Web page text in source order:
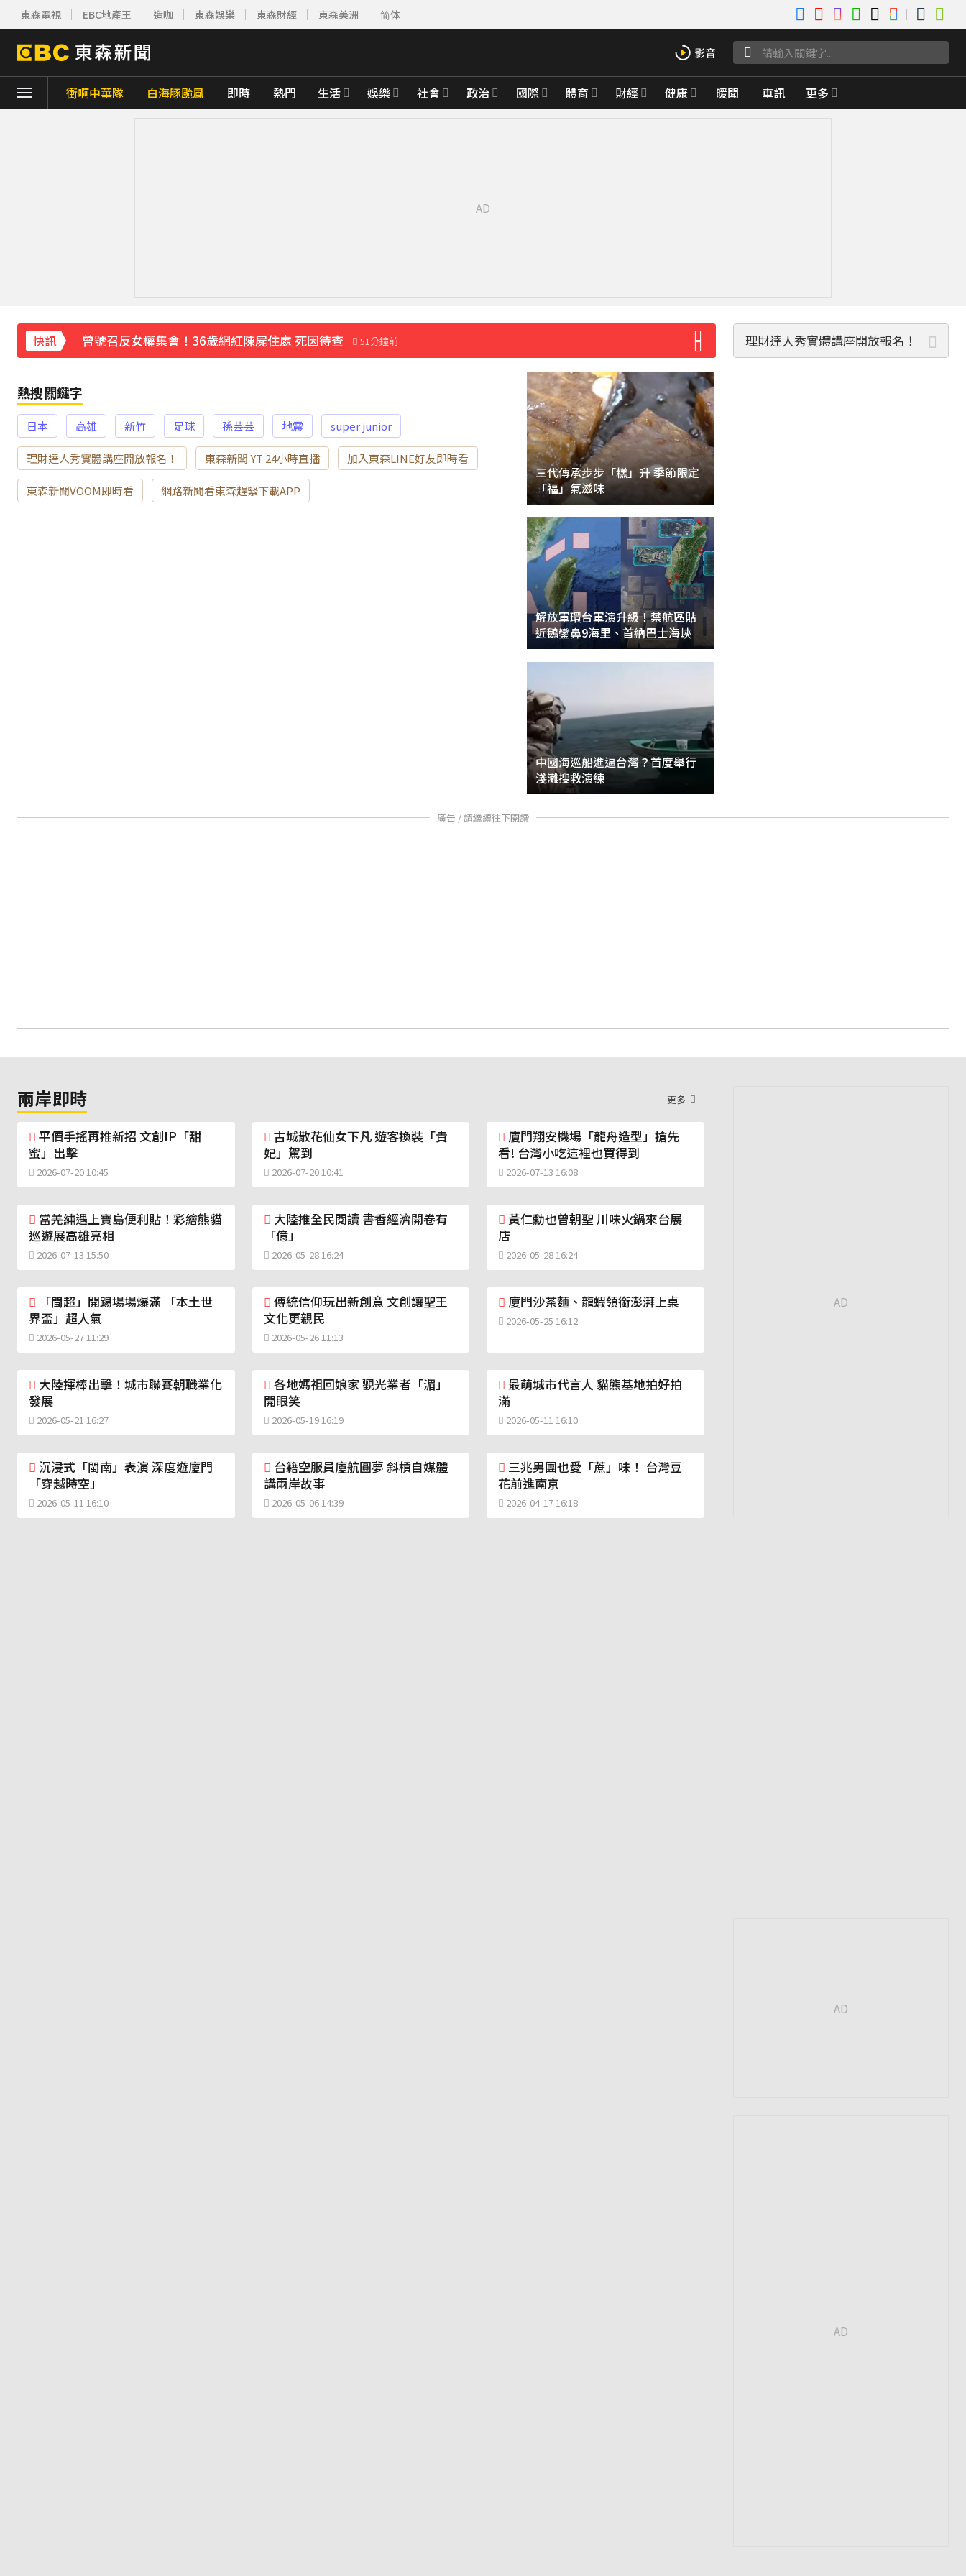
東森電視 EBC地產王 造咖 東森娛樂 東森財經 東森美洲 简体
衝啊中華隊 白海豚颱風 即時 熱門 生活 娛樂 社會 政治 國際 體育 財經 健康 暖聞 車訊 更多
快訊 曾號召反女權集會！36歲網紅陳屍住處 死因待查 51分鐘前
白海豚逼近放颱風假？蔣萬安說話了
理財達人秀實體講座開放報名！
江蘇火裙女舞者「背部著火」狂奔10秒跳水 驚險畫面
曝
傳中共戰車軍演「誤射煙霧彈」官員嚇瘋逃竄 闖禍
兵：完了
熱搜關鍵字
日本 高雄 新竹 足球 孫芸芸 地震 super junior
理財達人秀實體講座開放報名！ 東森新聞 YT 24小時直播 加入東森LINE好友即時看
東森新聞VOOM即時看 網路新聞看東森趕緊下載APP
三代傳承步步「糕」升 季節限定
「福」氣滋味
解放軍環台軍演升級！禁航區貼
近鵝鑾鼻9海里、首納巴士海峽
中國海巡船進逼台灣？首度舉行
淺灘搜救演練
廣告 / 請繼續往下閱讀
兩岸即時 更多
平價手搖再推新招 文創IP「甜
蜜」出擊
2026-07-20 10:45
古城散花仙女下凡 遊客換裝「貴
妃」駕到
2026-07-20 10:41
廈門翔安機場「龍舟造型」搶先
看! 台灣小吃這裡也買得到
2026-07-13 16:08
當羌繡遇上寶島便利貼！彩繪熊貓
巡遊展高雄亮相
2026-07-13 15:50
大陸推全民閱讀 書香經濟開卷有
「億」
2026-05-28 16:24
黃仁勳也曾朝聖 川味火鍋來台展
店
2026-05-28 16:24
「閩超」開踢場場爆滿 「本土世
界盃」超人氣
2026-05-27 11:29
傳統信仰玩出新創意 文創讓聖王
文化更親民
2026-05-26 11:13
廈門沙茶麵、龍蝦領銜澎湃上桌
2026-05-25 16:12
大陸揮棒出擊！城市聯賽朝職業化
發展
2026-05-21 16:27
各地媽祖回娘家 觀光業者「湄」
開眼笑
2026-05-19 16:19
最萌城市代言人 貓熊基地拍好拍
滿
2026-05-11 16:10
沉浸式「閩南」表演 深度遊廈門
「穿越時空」
2026-05-11 16:10
台籍空服員廈航圓夢 斜槓自媒體
講兩岸故事
2026-05-06 14:39
三兆男團也愛「蔗」味！ 台灣豆
花前進南京
2026-04-17 16:18